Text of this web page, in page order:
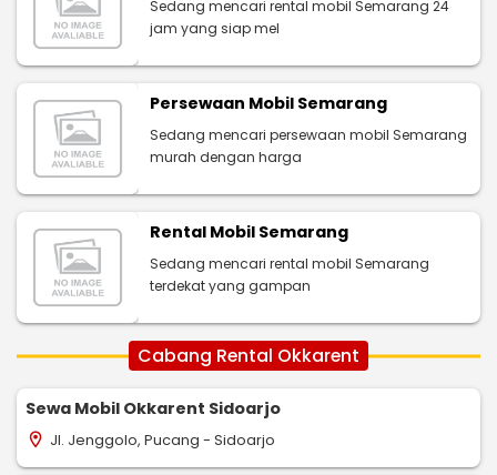
Sedang mencari rental mobil Semarang 24
jam yang siap mel
Persewaan Mobil Semarang
Sedang mencari persewaan mobil Semarang
murah dengan harga
Rental Mobil Semarang
Sedang mencari rental mobil Semarang
terdekat yang gampan
Cabang Rental Okkarent
Sewa Mobil Okkarent Sidoarjo
location_on Jl. Jenggolo, Pucang - Sidoarjo